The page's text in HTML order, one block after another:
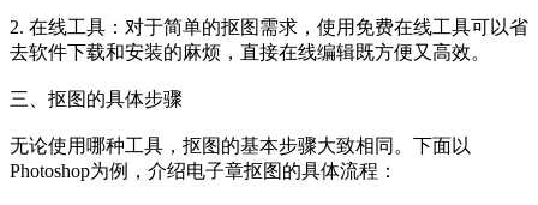
2. 在线工具：对于简单的抠图需求，使用免费在线工具可以省
去软件下载和安装的麻烦，直接在线编辑既方便又高效。
三、抠图的具体步骤
无论使用哪种工具，抠图的基本步骤大致相同。下面以
Photoshop为例，介绍电子章抠图的具体流程：